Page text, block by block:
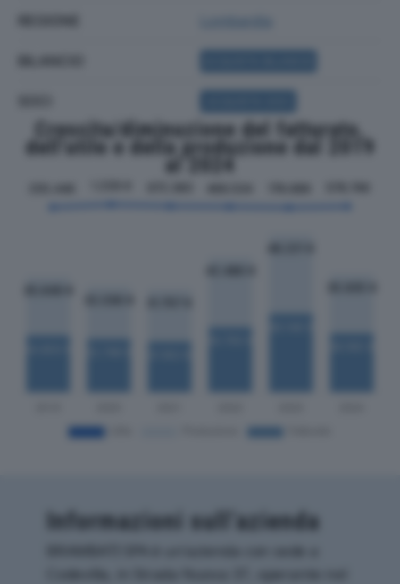
Crescita/diminuzione del fatturato,
dell'utile e della produzione dal 2019
Informazioni sull’azienda